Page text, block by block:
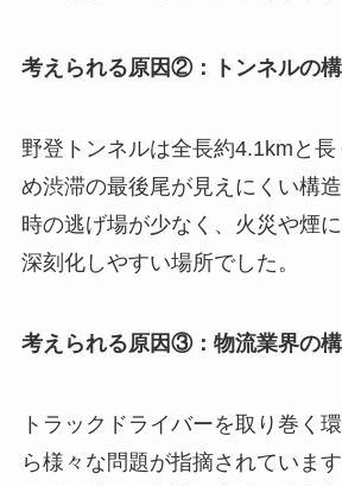
考えられる原因②：トンネルの
野登トンネルは全長約4.1kmと
め渋滞の最後尾が見えにくい構
時の逃げ場が少なく、火災や煙
深刻化しやすい場所でした。
考えられる原因③：物流業界の
トラックドライバーを取り巻く
ら様々な問題が指摘されていま